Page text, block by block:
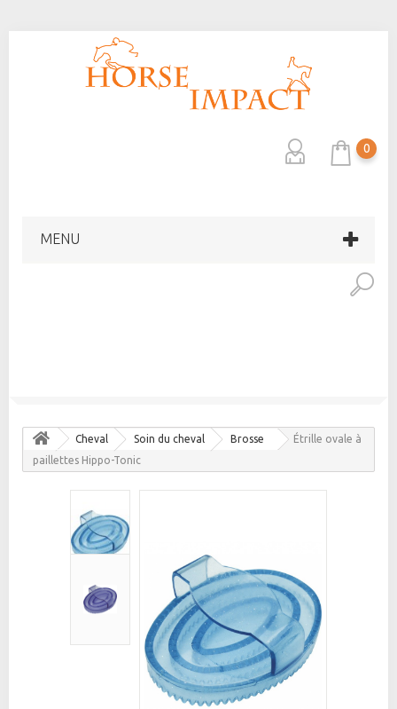
0
MENU
Cheval Soin du cheval Brosse
Étrille ovale à
paillettes Hippo-Tonic